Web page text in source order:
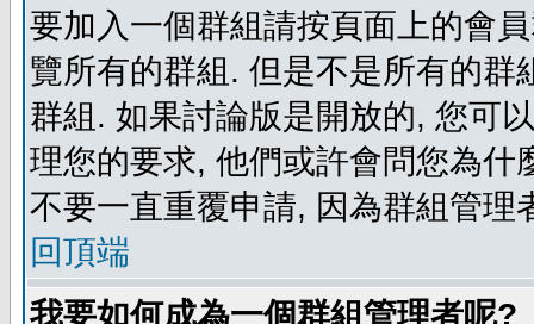
要加入一個群組請按頁面上的會
覽所有的群組. 但是不是所有的
群組. 如果討論版是開放的, 您可
理您的要求, 他們或許會問您為
不要一直重覆申請, 因為群組管理
回頂端
我要如何成為一個群組管理者呢?